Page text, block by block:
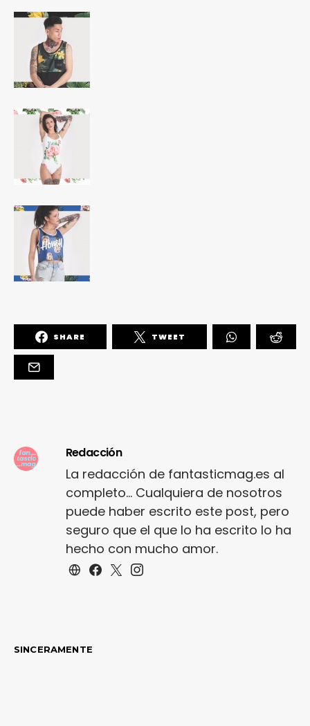
SHARE TWEET
Redacción
La redacción de fantasticmag.es al
completo... Cualquiera de nosotros
puede haber escrito este post, pero
seguro que el que lo ha escrito lo ha
hecho con mucho amor.
SINCERAMENTE